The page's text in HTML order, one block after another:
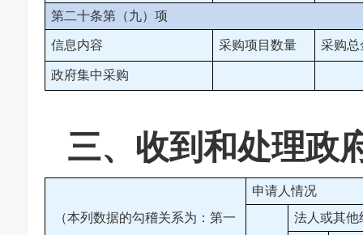
第二十条第（九）项
信息内容 采购项目数量 采购总
政府集中采购
三、收到和处理政
（本列数据的勾稽关系为：第一
申请人情况
法人或其他